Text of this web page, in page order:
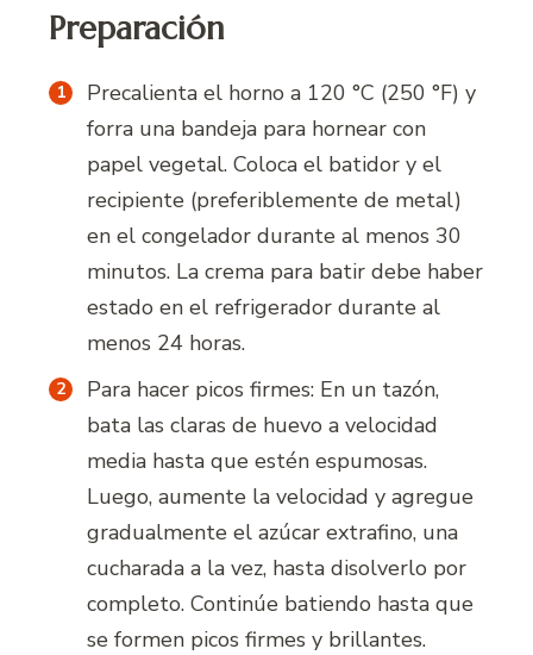
Preparación
Precalienta el horno a 120 °C (250 °F) y
forra una bandeja para hornear con
papel vegetal. Coloca el batidor y el
recipiente (preferiblemente de metal)
en el congelador durante al menos 30
minutos. La crema para batir debe haber
estado en el refrigerador durante al
menos 24 horas.
Para hacer picos firmes: En un tazón,
bata las claras de huevo a velocidad
media hasta que estén espumosas.
Luego, aumente la velocidad y agregue
gradualmente el azúcar extrafino, una
cucharada a la vez, hasta disolverlo por
completo. Continúe batiendo hasta que
se formen picos firmes y brillantes.